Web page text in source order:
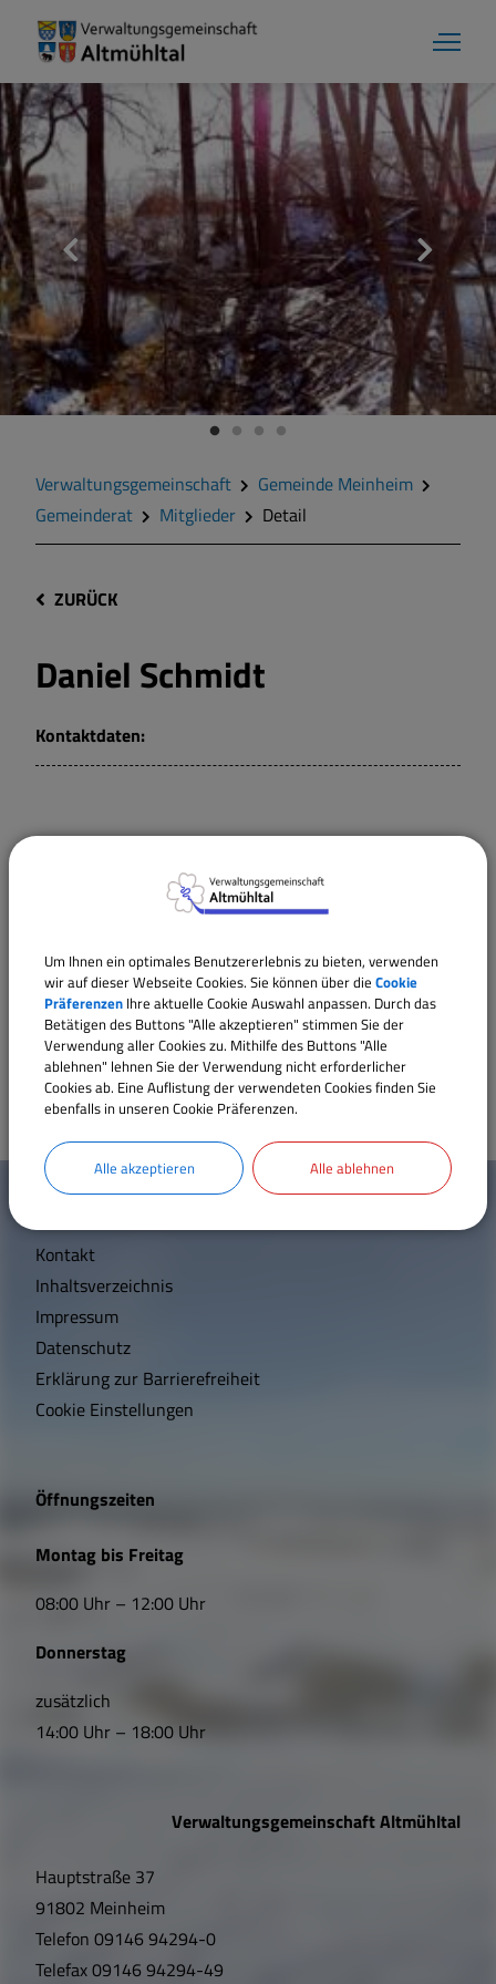
Verwaltungsgemeinschaft
Gemeinde Meinheim
Gemeinderat
Mitglieder Detail
ZURÜCK
Daniel Schmidt
Kontaktdaten:
Rechnungsprüfungsausschuss Meinheim
Mitglied
Gemeinderat Meinheim
W
i
c
h
t
i
e
L
n
k
s
f
n
Mehr entdecken
Kontakt
Inhaltsverzeichnis
Impressum
Datenschutz
Erklärung zur Barrierefreiheit
Cookie Einstellungen
Öffnungszeiten
Montag bis Freitag
08:00 Uhr – 12:00 Uhr
Donnerstag
zusätzlich
14:00 Uhr – 18:00 Uhr
Verwaltungsgemeinschaft Altmühltal
Hauptstraße 37
91802 Meinheim
Telefon 09146 94294-0
Telefax09146 94294-49
Um Ihnen ein optimales Benutzererlebnis zu bieten, verwenden
wir auf dieser Webseite Cookies. Sie können über die Cookie
Präferenzen Ihre aktuelle Cookie Auswahl anpassen. Durch das
Betätigen des Buttons "Alle akzeptieren" stimmen Sie der
Verwendung aller Cookies zu. Mithilfe des Buttons "Alle
ablehnen" lehnen Sie der Verwendung nicht erforderlicher
Cookies ab. Eine Auflistung der verwendeten Cookies finden Sie
ebenfalls in unseren Cookie Präferenzen.
Alle akzeptieren Alle ablehnen